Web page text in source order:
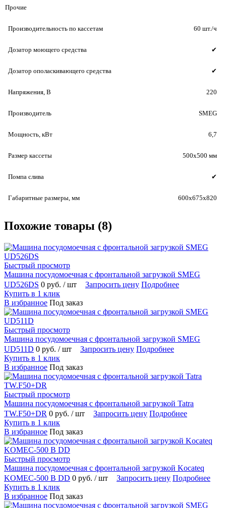
Прочие
Производительность по кассетам 60 шт./ч
Дозатор моющего средства ✔
Дозатор ополаскивающего средства ✔
Напряжения, В 220
Производитель SMEG
Мощность, кВт 6,7
Размер кассеты 500х500 мм
Помпа слива ✔
Габаритные размеры, мм 600х675х820
Похожие товары (8)
Быстрый просмотр
Машина посудомоечная с фронтальной загрузкой SMEG
UD526DS 0 руб. / шт Запросить цену Подробнее
Купить в 1 клик
В избранное Под заказ
Быстрый просмотр
Машина посудомоечная с фронтальной загрузкой SMEG
UD511D 0 руб. / шт Запросить цену Подробнее
Купить в 1 клик
В избранное Под заказ
Быстрый просмотр
Машина посудомоечная с фронтальной загрузкой Tatra
TW.F50+DR 0 руб. / шт Запросить цену Подробнее
Купить в 1 клик
В избранное Под заказ
Быстрый просмотр
Машина посудомоечная с фронтальной загрузкой Kocateq
KOMEC-500 B DD 0 руб. / шт Запросить цену Подробнее
Купить в 1 клик
В избранное Под заказ